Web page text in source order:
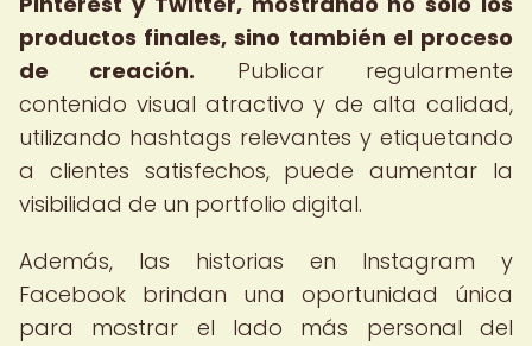
productos finales, sino también el proceso
de creación. Publicar regularmente
contenido visual atractivo y de alta calidad,
utilizando hashtags relevantes y etiquetando
a clientes satisfechos, puede aumentar la
visibilidad de un portfolio digital.
Además, las historias en Instagram y
Facebook brindan una oportunidad única
para mostrar el lado más personal del